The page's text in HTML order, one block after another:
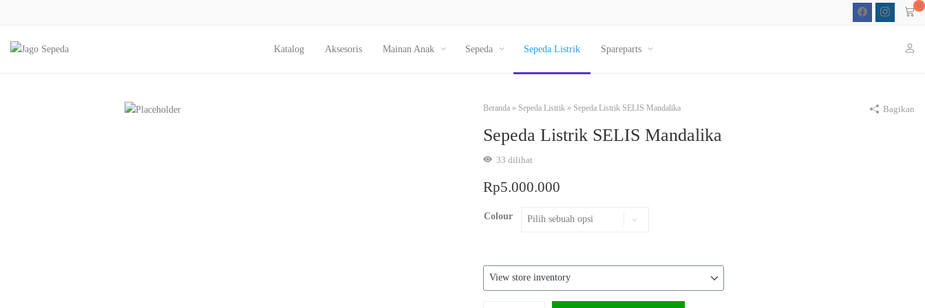
0
Katalog Aksesoris Mainan Anak Sepeda Sepeda Listrik Spareparts
Beranda » Sepeda Listrik » Sepeda Listrik SELIS Mandalika
Sepeda Listrik SELIS Mandalika
33 dilihat
Rp5.000.000
Colour
Bagikan